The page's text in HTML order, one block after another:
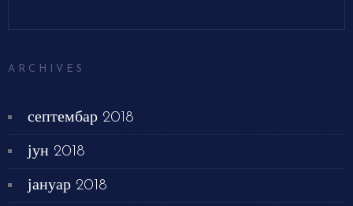
ARCHIVES
септембар 2018
јун 2018
јануар 2018